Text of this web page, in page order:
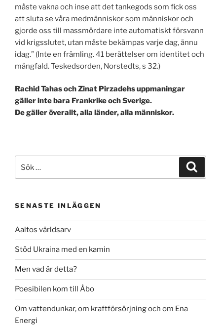
måste vakna och inse att det tankegods som fick oss
att sluta se våra medmänniskor som människor och
gjorde oss till massmördare inte automatiskt försvann
vid krigsslutet, utan måste bekämpas varje dag, ännu
idag.” (Inte en främling. 41 berättelser om identitet och
mångfald. Teskedsorden, Norstedts, s 32.)
Rachid Tahas och Zinat Pirzadehs uppmaningar
gäller inte bara Frankrike och Sverige.
De gäller överallt, alla länder, alla människor.
efter:
SENASTE INLÄGGEN
Aaltos världsarv
Stöd Ukraina med en kamin
Men vad är detta?
Poesibilen kom till Åbo
Om vattendunkar, om kraftförsörjning och om Ena
Energi